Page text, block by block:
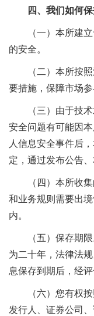
四、我们如何
（一）本所建立
的安全。
（二）本所按照
要措施，保障市场参
（三）由于技术
安全问题有可能因
人信息安全事件后
定，通过发布公告
（四）本所收集
和业务规则需要出
内。
（五）保存期限
为二十年，法律法
息保存到期后，经
（六）您有权按
发行人、证券公司